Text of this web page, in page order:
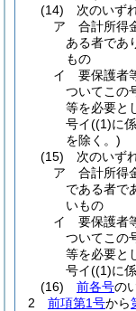
(14)
次のいず
ア
合計所得
ある者であ
もの
イ
要保護者
ついてこの
等を必要と
号イ((1)に
を除く。)
(15)
次のいず
ア
合計所得
である者で
いもの
イ
要保護者
ついてこの
等を必要と
号イ((1)に
(16)
前各号の
2
前項第1号から